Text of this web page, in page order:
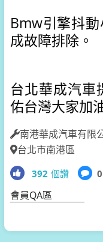
Bmw引擎抖
成故障排除。
台北華成汽車
佑台灣大家加
南港華成汽車有限
台北市南港區
392 個讚 0
會員QA區